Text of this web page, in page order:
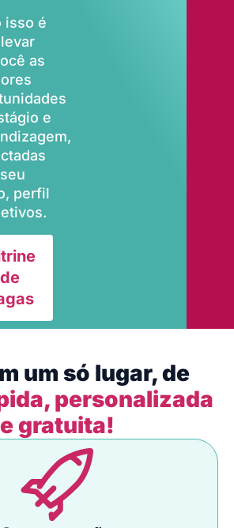
isso é
as
e
perfil
de
um só lugar, de
personalizada
e gratuita!